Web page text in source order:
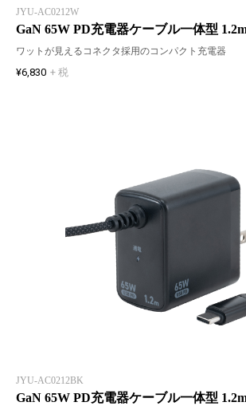
JYU-AC0212W
GaN 65W PD充電器ケーブル一体型
ワットが見えるコネクタ採用のコンパクト充電器
¥6,830 + 税
JYU-AC0212BK
GaN 65W PD充電器ケーブル一体型